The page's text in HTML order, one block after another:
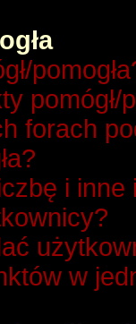
pomógł/
forach
i
w